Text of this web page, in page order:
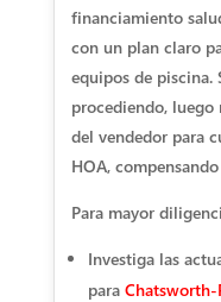
financiamiento
con un plan claro
equipos de piscina.
procediendo,
del vendedor para
HOA,
Para mayor
Investiga las
para Chatsworth-